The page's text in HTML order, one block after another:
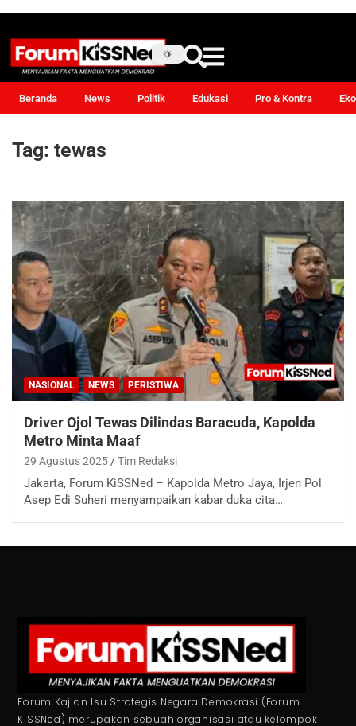
Beranda News Politik Edukasi Pro & Kontra
Tag: tewas
NASIONAL NEWS PERISTIWA
Driver Ojol Tewas Dilindas Baracuda, Kapolda
Metro Minta Maaf
29 Agustus 2025 Tim Redaksi
Jakarta, Forum KiSSNed – Kapolda Metro Jaya, Irjen Pol
Asep Edi Suheri menyampaikan kabar duka cita…
Forum Kajian Isu Strategis Negara Demokrasi (Forum
KiSSNed) merupakan sebuah organisasi atau kelompok